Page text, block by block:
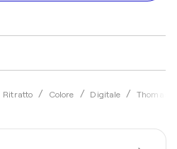
Ritratto Colore Digitale Thomas